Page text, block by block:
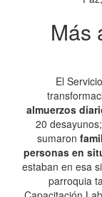
Más
El
almuerzos
20
sumaron
personas en
estaban en esa
parroquia